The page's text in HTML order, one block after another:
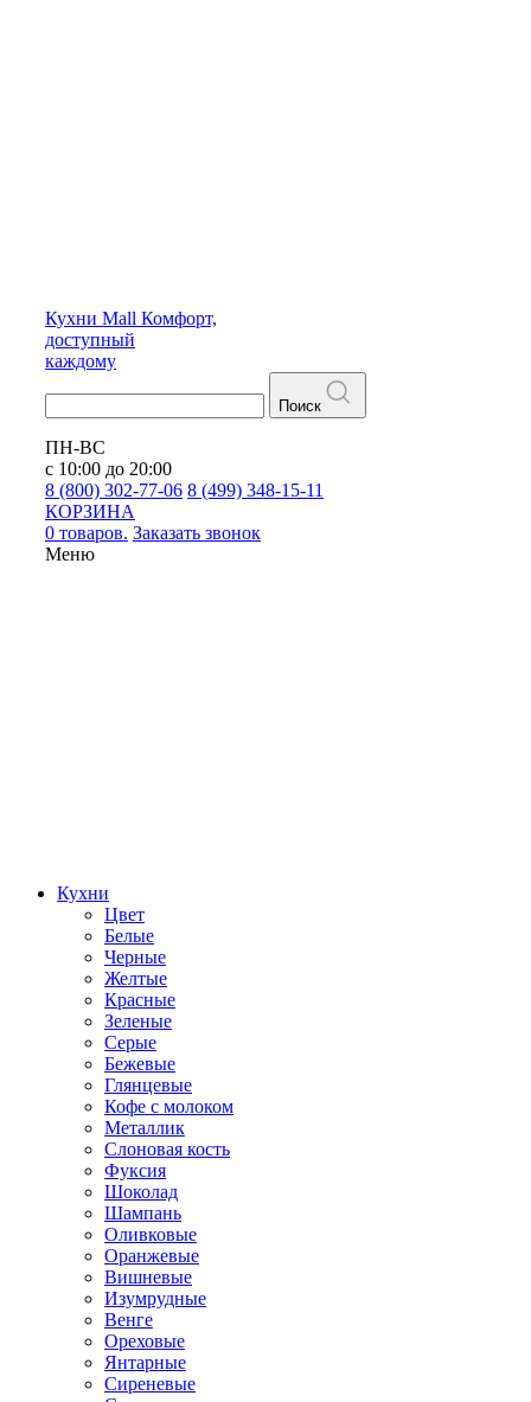
Кухни Mall Комфорт,
доступный
каждому
Поиск
ПН-ВС
с 10:00 до 20:00
8 (800) 302-77-06 8 (499) 348-15-11
КОРЗИНА
0 товаров. Заказать звонок
Меню
Кухни
Цвет
Белые
Черные
Желтые
Красные
Зеленые
Серые
Бежевые
Глянцевые
Кофе с молоком
Металлик
Слоновая кость
Фуксия
Шоколад
Шампань
Оливковые
Оранжевые
Вишневые
Изумрудные
Венге
Ореховые
Янтарные
Сиреневые